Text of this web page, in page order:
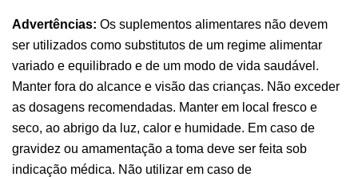
Advertências: Os suplementos alimentares não devem
ser utilizados como substitutos de um regime alimentar
variado e equilibrado e de um modo de vida saudável.
Manter fora do alcance e visão das crianças. Não exceder
as dosagens recomendadas. Manter em local fresco e
seco, ao abrigo da luz, calor e humidade. Em caso de
gravidez ou amamentação a toma deve ser feita sob
indicação médica. Não utilizar em caso de
Desporto,Suplementos
7,50 €
Triple Magnesium + B6 P-5-P 90 Cápsulas
Ostrovit
9,50€